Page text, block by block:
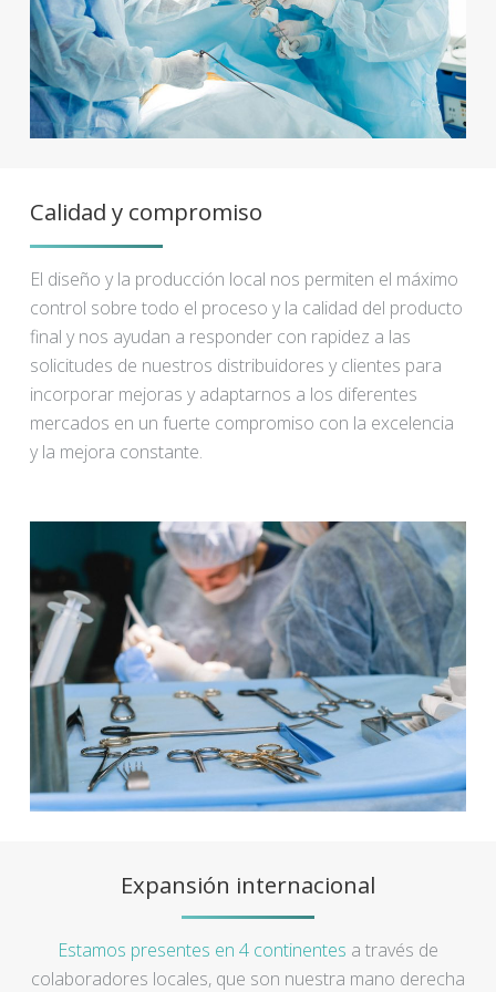
Calidad y compromiso
El diseño y la producción local nos permiten el máximo
control sobre todo el proceso y la calidad del producto
final y nos ayudan a responder con rapidez a las
solicitudes de nuestros distribuidores y clientes para
incorporar mejoras y adaptarnos a los diferentes
mercados en un fuerte compromiso con la excelencia
y la mejora constante.
Expansión internacional
Estamos presentes en 4 continentes a través de
colaboradores locales, que son nuestra mano derecha